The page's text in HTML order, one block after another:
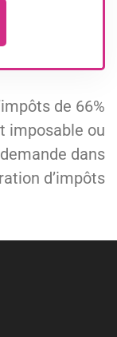
de 66%
imposable ou
dans
d’impôts